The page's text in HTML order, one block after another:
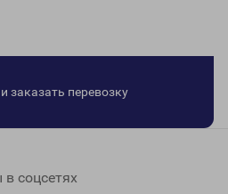
заказать перевозку
соцсетях